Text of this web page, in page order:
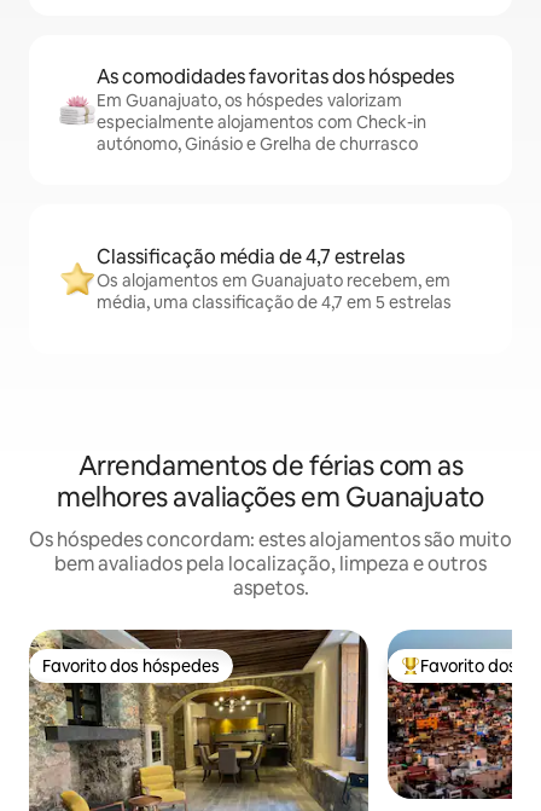
As comodidades favoritas dos hóspedes
Em Guanajuato, os hóspedes valorizam
especialmente alojamentos com Check-in
autónomo, Ginásio e Grelha de churrasco
Classificação média de 4,7 estrelas
Os alojamentos em Guanajuato recebem, em
média, uma classificação de 4,7 em 5 estrelas
Arrendamentos de férias com as
melhores avaliações em Guanajuato
Os hóspedes concordam: estes alojamentos são muito
bem avaliados pela localização, limpeza e outros
aspetos.
Favorito dos hóspedes
Favorito dos hóspedes Favoritos dos
Favorito dos